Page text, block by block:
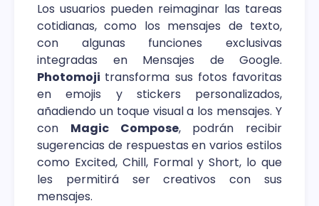
Los usuarios pueden reimaginar las tareas
cotidianas, como los mensajes de texto,
con algunas funciones exclusivas
integradas en Mensajes de Google.
Photomoji transforma sus fotos favoritas
en emojis y stickers personalizados,
añadiendo un toque visual a los mensajes. Y
con Magic Compose, podrán recibir
sugerencias de respuestas en varios estilos
como Excited, Chill, Formal y Short, lo que
les permitirá ser creativos con sus
mensajes.